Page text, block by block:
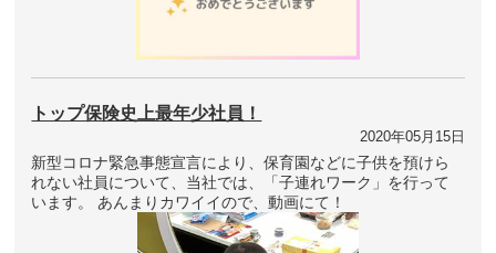
トップ保険史上最年少社員！
2020年05月15日
新型コロナ緊急事態宣言により、保育園などに子供を預けら
れない社員について、当社では、「子連れワーク」を行って
います。 あんまりカワイイので、動画にて！